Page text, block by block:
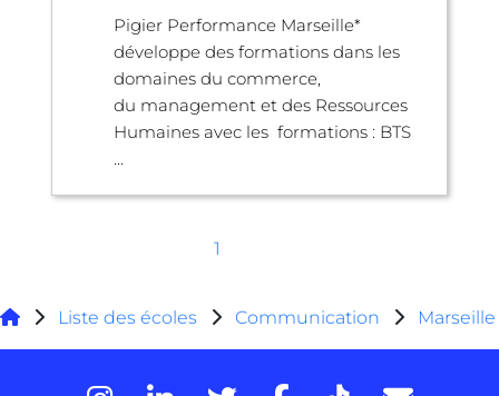
Pigier Performance Marseille*
développe des formations dans les
domaines du commerce,
du management et des Ressources
Humaines avec les formations : BTS
...
1
Liste des écoles Communication Marseille